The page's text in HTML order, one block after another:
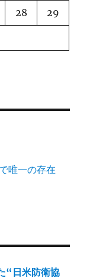
28 29
唯一の存在
“日米防衛協